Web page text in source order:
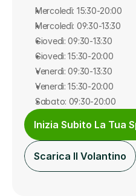
Mercoledì: 15:30-20:00
Mercoledì: 09:30-13:30
Giovedì: 09:30-13:30
Giovedì: 15:30-20:00
Venerdì: 09:30-13:30
Venerdì: 15:30-20:00
Sabato: 09:30-20:00
Inizia Subito La Tua
Scarica Il Volantino